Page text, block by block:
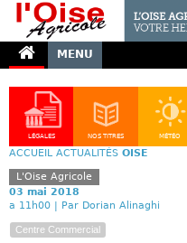
MENU
LÉGALES NOS TITRES MÉTÉO
ACCUEIL ACTUALITÉS OISE
L'Oise Agricole
03 mai 2018
a 11h00 | Par Dorian Alinaghi
Centre Commercial